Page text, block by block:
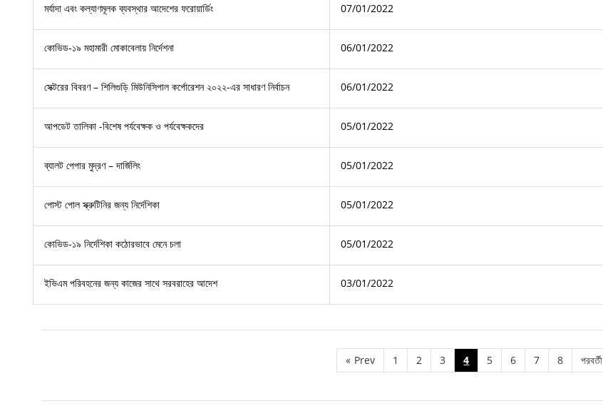
মর্যাদা এবং কল্যাণমূলক ব্যবস্থার আদেশের ফরোয়ার্ডিং 07/01/2022
কোভিড-১৯ মহামারী মোকাবেলায় নির্দেশনা 06/01/2022
সেক্টরের বিবরণ – শিলিগুড়ি মিউনিসিপাল কর্পোরেশন ২০২২-এর সাধারণ নির্বাচন 06/01/2022
আপডেট তালিকা -বিশেষ পর্যবেক্ষক ও পর্যবেক্ষকদের 05/01/2022
ব্যালট পেপার মুদ্রণ – দার্জিলিং 05/01/2022
পোস্ট পোল স্ক্রুটিনির জন্য নির্দেশিকা 05/01/2022
কোভিড-১৯ নির্দেশিকা কঠোরভাবে মেনে চলা 05/01/2022
ইভিএম পরিবহনের জন্য কাজের সাথে সরবরাহের আদেশ 03/01/2022
« Prev 1 2 3 4 5 6 7 8 পরবর্তী